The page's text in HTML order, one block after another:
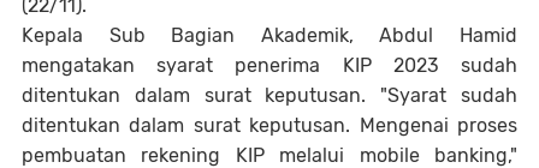
(22/11).
Kepala Sub Bagian Akademik, Abdul Hamid
mengatakan syarat penerima KIP 2023 sudah
ditentukan dalam surat keputusan. "Syarat sudah
ditentukan dalam surat keputusan. Mengenai proses
pembuatan rekening KIP melalui mobile banking,"